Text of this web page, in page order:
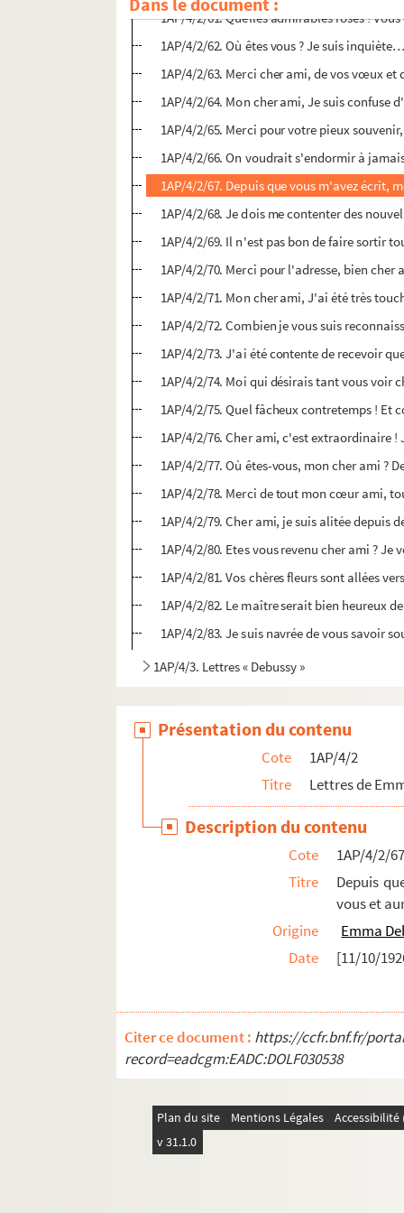
1AP/4/2/61. Quelles admirables roses !
1AP/4/2/62. Où êtes vous ? Je suis
1AP/4/2/63. Merci cher ami, de vos vœux
1AP/4/2/64. Mon cher ami, Je suis confuse
1AP/4/2/65. Merci pour votre pieux
1AP/4/2/66. On voudrait s'endormir à
1AP/4/2/67. Depuis que vous m'avez écrit,
1AP/4/2/68. Je dois me contenter des
1AP/4/2/69. Il n'est pas bon de faire sortir
1AP/4/2/70. Merci pour l'adresse, bien
1AP/4/2/71. Mon cher ami, J'ai été très
1AP/4/2/72. Combien je vous suis
1AP/4/2/73. J'ai été contente de recevoir
1AP/4/2/74. Moi qui désirais tant vous
1AP/4/2/75. Quel fâcheux contretemps !
1AP/4/2/76. Cher ami, c'est extraordinaire
1AP/4/2/77. Où êtes-vous, mon cher ami ?
1AP/4/2/78. Merci de tout mon cœur ami,
1AP/4/2/79. Cher ami, je suis alitée depuis
1AP/4/2/80. Etes vous revenu cher ami ?
1AP/4/2/81. Vos chères fleurs sont allées
1AP/4/2/82. Le maître serait bien heureux
1AP/4/2/83. Je suis navrée de vous savoir
1AP/4/3. Lettres « Debussy »
Présentation du contenu
Cote
1AP/4/2
Titre
Lettres de
Description du contenu
Cote
1AP/4/2/
Titre
Depuis
vous et
Origine
Emma
Date
[11/10/
Citer ce document : https://ccfr.bnf.fr/
record=eadcgm:EADC:DOLF030538
Plan du site Mentions Légales
v 31.1.0